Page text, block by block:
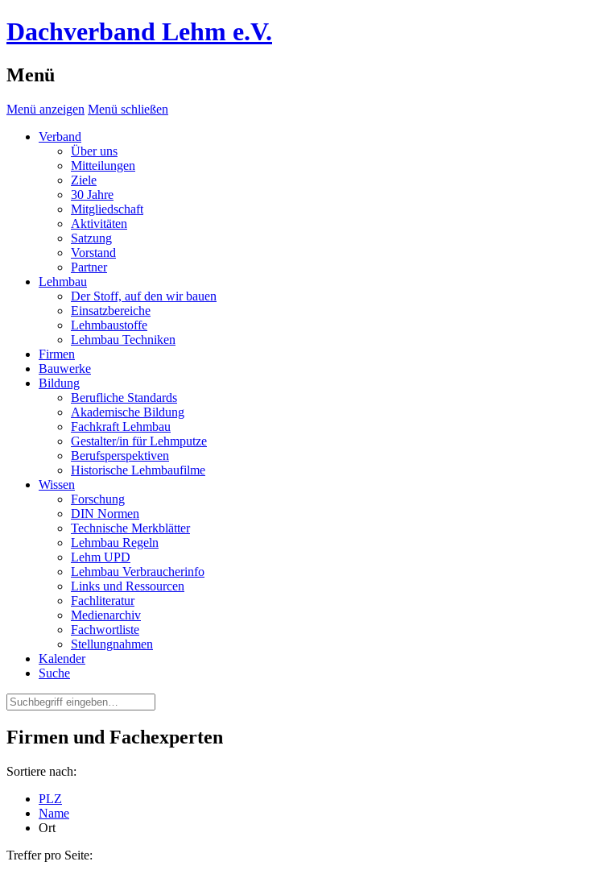
Dachverband Lehm e.V.
Menü
Menü anzeigen Menü schließen
Verband
Über uns
Mitteilungen
Ziele
30 Jahre
Mitgliedschaft
Aktivitäten
Satzung
Vorstand
Partner
Lehmbau
Der Stoff, auf den wir bauen
Einsatzbereiche
Lehmbaustoffe
Lehmbau Techniken
Firmen
Bauwerke
Bildung
Berufliche Standards
Akademische Bildung
Fachkraft Lehmbau
Gestalter/in für Lehmputze
Berufsperspektiven
Historische Lehmbaufilme
Wissen
Forschung
DIN Normen
Technische Merkblätter
Lehmbau Regeln
Lehm UPD
Lehmbau Verbraucherinfo
Links und Ressourcen
Fachliteratur
Medienarchiv
Fachwortliste
Stellungnahmen
Kalender
Suche
Firmen und Fachexperten
Sortiere nach:
PLZ
Name
Ort
Treffer pro Seite: